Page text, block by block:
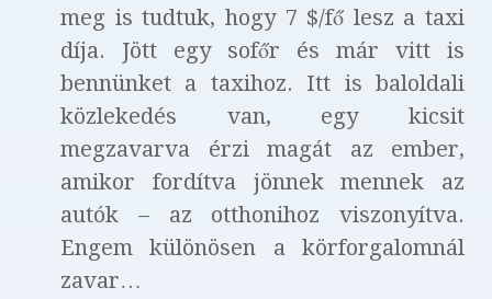
meg is tudtuk, hogy 7 $/fő lesz a taxi
díja. Jött egy sofőr és már vitt is
bennünket a taxihoz. Itt is baloldali
közlekedés van, egy kicsit
megzavarva érzi magát az ember,
amikor fordítva jönnek mennek az
autók – az otthonihoz viszonyítva.
Engem különösen a körforgalomnál
zavar…